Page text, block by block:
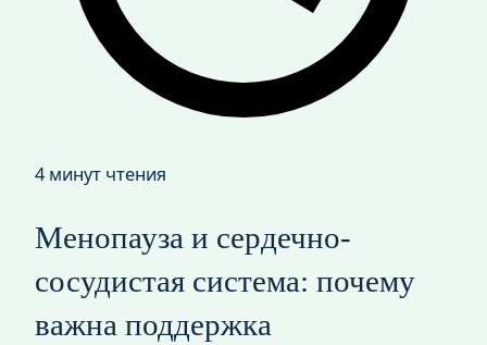
4 минут чтения
Менопауза и сердечно-
сосудистая система: почему
важна поддержка